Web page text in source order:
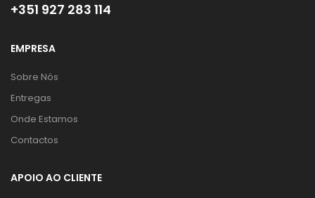
+351 927 283 114
EMPRESA
Sobre Nós
Entregas
Onde Estamos
Contactos
APOIO AO CLIENTE